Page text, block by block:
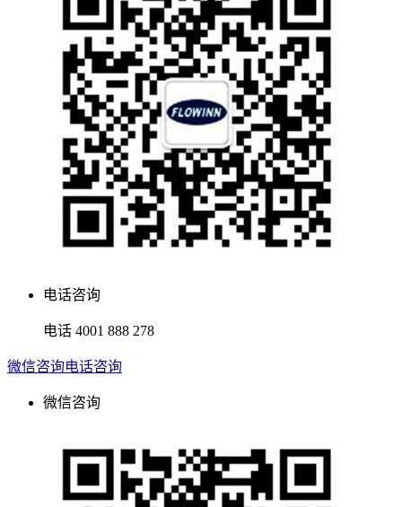
电话咨询
电话 4001 888 278
微信咨询电话咨询
微信咨询